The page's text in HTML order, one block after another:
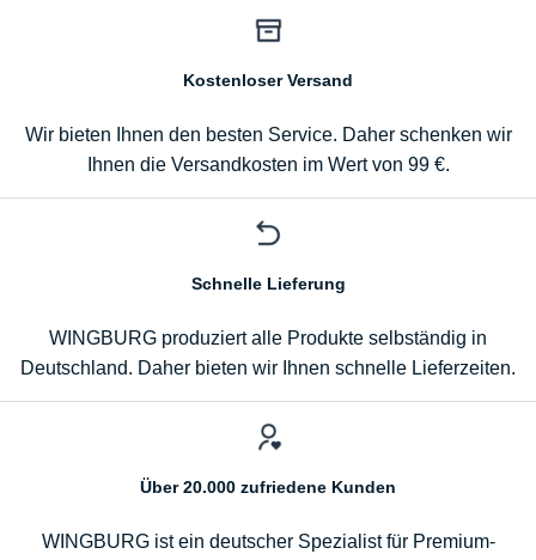
Kostenloser Versand
Wir bieten Ihnen den besten Service. Daher schenken wir
Ihnen die Versandkosten im Wert von 99 €.
Schnelle Lieferung
WINGBURG produziert alle Produkte selbständig in
Deutschland. Daher bieten wir Ihnen schnelle Lieferzeiten.
Über 20.000 zufriedene Kunden
WINGBURG ist ein deutscher Spezialist für Premium-